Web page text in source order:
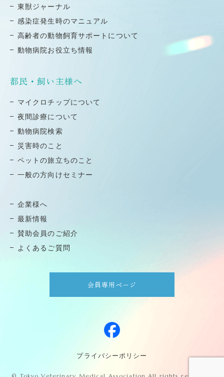
東獣ジャーナル
感染症発⽣時のマニュアル
高齢者の動物飼育サポートについて
動物病院お役立ち情報
都民・飼い主様へ
マイクロチップについて
夜間診療について
動物病院検索
災害時のこと
ペットの旅⽴ちのこと
⼀般の⽅向けセミナー
企業様へ
最新情報
賛助会員のご紹介
よくあるご質問
会員専用ページ
プライバシーポリシー